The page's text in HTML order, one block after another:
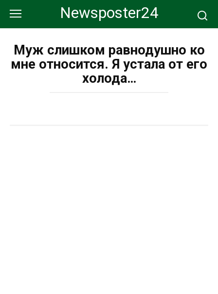
контенту
Newsposter24
Муж слишком равнодушно ко
мне относится. Я устала от его
холода…